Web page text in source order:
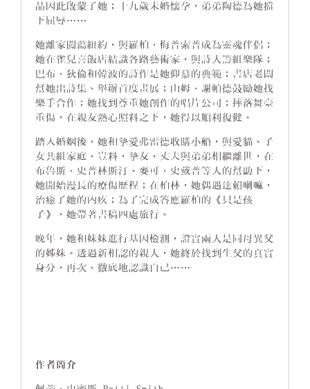
品因此啟蒙了她；十九歲未婚懷孕，弟弟陶德為她擋
下屈辱……
她離家闖蕩紐約，與羅柏．梅普索普成為靈魂伴侶；
她在雀兒喜飯店結識各路藝術家，與詩人籌組樂隊；
巴布．狄倫和韓波的詩作是她仰慕的典範；書店老闆
幫她出詩集、舉辦首度畫展；山姆．謝帕德鼓勵她找
樂手合作；她找到尊重她創作的唱片公司；摔落舞臺
重傷，在親友熱心照料之下，她得以順利復健。
踏入婚姻後，她和摯愛弗雷德收購小船，與愛貓、子
女共組家庭。豈料，摯友、丈夫與弟弟相繼離世，在
布魯斯．史普林斯汀、麥可．史戴普等人的幫助下，
她開始漫長的療傷歷程；在柏林，她偶遇達賴喇嘛，
治癒了她的內疚；為了完成答應羅柏的《只是孩
子》，她帶著書稿四處旅行。
晚年，她和妹妹進行基因檢測，證實兩人是同母異父
的姊妹。透過新相認的親人，她終於找到生父的真實
身分，再次、徹底地認識自己……
作者簡介